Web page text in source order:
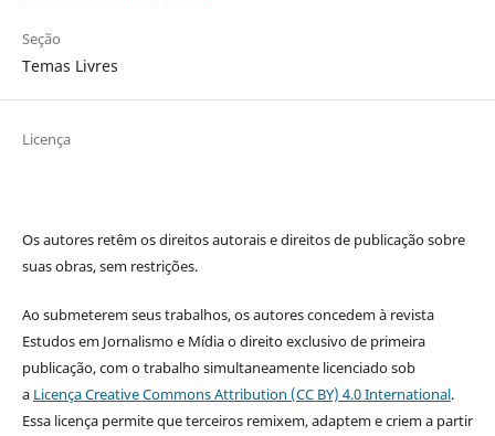
Seção
Temas Livres
Licença
Os autores retêm os direitos autorais e direitos de publicação sobre
suas obras, sem restrições.
Ao submeterem seus trabalhos, os autores concedem à revista
Estudos em Jornalismo e Mídia o direito exclusivo de primeira
publicação, com o trabalho simultaneamente licenciado sob
a Licença Creative Commons Attribution (CC BY) 4.0 International.
Essa licença permite que terceiros remixem, adaptem e criem a partir